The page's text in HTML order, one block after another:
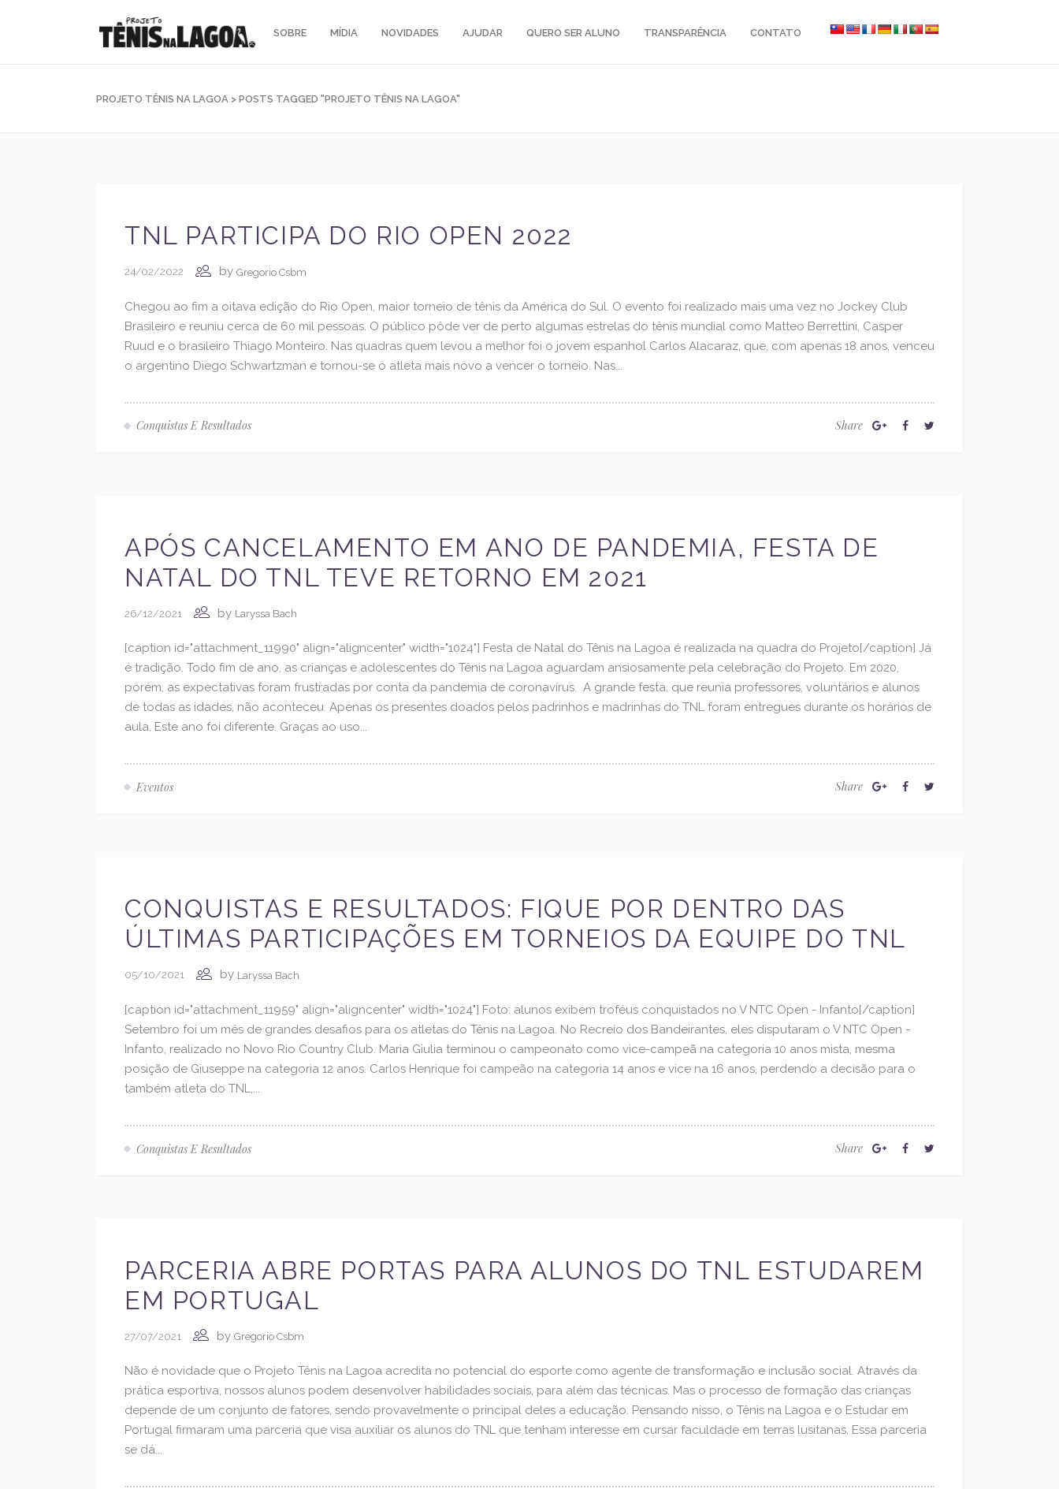
SOBRE MÍDIA NOVIDADES AJUDAR QUERO SER ALUNO TRANSPARÊNCIA CONTATO
PROJETO TÊNIS NA LAGOA > POSTS TAGGED "PROJETO TÊNIS NA LAGOA"
TNL PARTICIPA DO RIO OPEN 2022
24/02/2022 by Gregorio Csbm
Chegou ao fim a oitava edição do Rio Open, maior torneio de tênis da América do Sul. O evento foi realizado mais uma vez no Jockey Club
Brasileiro e reuniu cerca de 60 mil pessoas. O público pôde ver de perto algumas estrelas do tênis mundial como Matteo Berrettini, Casper
Ruud e o brasileiro Thiago Monteiro. Nas quadras quem levou a melhor foi o jovem espanhol Carlos Alacaraz, que, com apenas 18 anos, venceu
o argentino Diego Schwartzman e tornou-se o atleta mais novo a vencer o torneio. Nas...
Conquistas E Resultados Share
APÓS CANCELAMENTO EM ANO DE PANDEMIA, FESTA DE
NATAL DO TNL TEVE RETORNO EM 2021
26/12/2021 by Laryssa Bach
[caption id="attachment_11990" align="aligncenter" width="1024"] Festa de Natal do Tênis na Lagoa é realizada na quadra do Projeto[/caption] Já
é tradição. Todo fim de ano, as crianças e adolescentes do Tênis na Lagoa aguardam ansiosamente pela celebração do Projeto. Em 2020,
porém, as expectativas foram frustradas por conta da pandemia de coronavírus. A grande festa, que reunia professores, voluntários e alunos
de todas as idades, não aconteceu. Apenas os presentes doados pelos padrinhos e madrinhas do TNL foram entregues durante os horários de
aula. Este ano foi diferente. Graças ao uso...
Eventos Share
CONQUISTAS E RESULTADOS: FIQUE POR DENTRO DAS
ÚLTIMAS PARTICIPAÇÕES EM TORNEIOS DA EQUIPE DO TNL
05/10/2021 by Laryssa Bach
[caption id="attachment_11959" align="aligncenter" width="1024"] Foto: alunos exibem troféus conquistados no V NTC Open - Infanto[/caption]
Setembro foi um mês de grandes desafios para os atletas do Tênis na Lagoa. No Recreio dos Bandeirantes, eles disputaram o V NTC Open -
Infanto, realizado no Novo Rio Country Club. Maria Giulia terminou o campeonato como vice-campeã na categoria 10 anos mista, mesma
posição de Giuseppe na categoria 12 anos. Carlos Henrique foi campeão na categoria 14 anos e vice na 16 anos, perdendo a decisão para o
também atleta do TNL,...
Conquistas E Resultados Share
PARCERIA ABRE PORTAS PARA ALUNOS DO TNL ESTUDAREM
EM PORTUGAL
27/07/2021 by Gregorio Csbm
Não é novidade que o Projeto Tênis na Lagoa acredita no potencial do esporte como agente de transformação e inclusão social. Através da
prática esportiva, nossos alunos podem desenvolver habilidades sociais, para além das técnicas. Mas o processo de formação das crianças
depende de um conjunto de fatores, sendo provavelmente o principal deles a educação. Pensando nisso, o Tênis na Lagoa e o Estudar em
Portugal firmaram uma parceria que visa auxiliar os alunos do TNL que tenham interesse em cursar faculdade em terras lusitanas. Essa parceria
se dá...